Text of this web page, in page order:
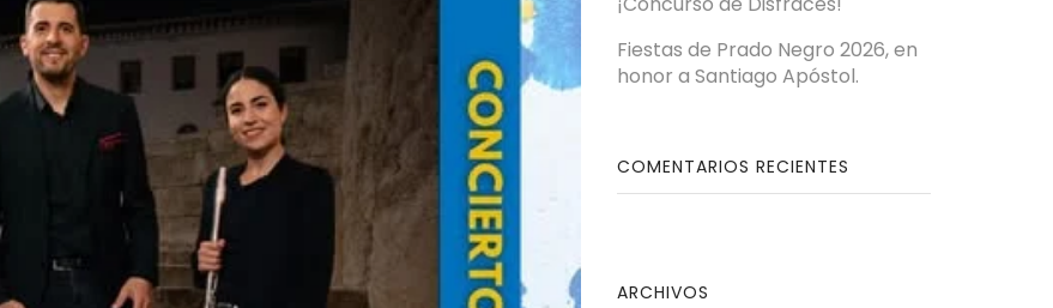
Fiestas de Prado Negro 2026, en
honor a Santiago Apóstol.
COMENTARIOS RECIENTES
ARCHIVOS